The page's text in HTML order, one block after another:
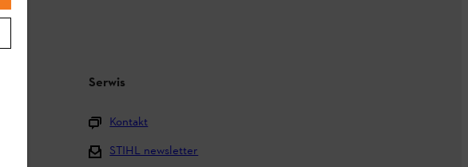
Serwis
Kontakt
STIHL newsletter